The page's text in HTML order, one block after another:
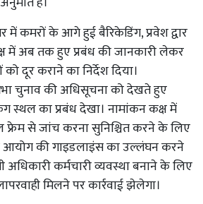
में कमरों के आगे हुई बैरिकेडिंग, प्रवेश द्वार
में अब तक हुए प्रबंध की जानकारी लेकर
दूर कराने का निर्देश दिया।
चुनाव की अधिसूचना को देखते हुए
स्थल का प्रबंध देखा। नामांकन कक्ष में
से जांच करना सुनिश्चित करने के लिए
आयोग की गाइडलाइंस का उल्लंघन करने
अधिकारी कर्मचारी व्यवस्था बनाने के लिए
मिलने पर कार्रवाई झेलेगा।